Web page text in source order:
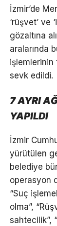
İzmir’de
‘rüşvet’ ve
gözaltına
aralarında
işlemlerinin
sevk edildi.
7 AYRI
YAPILDI
İzmir
yürütülen
belediye
operasyon
“Suç
olma”,
sahtecilik”,